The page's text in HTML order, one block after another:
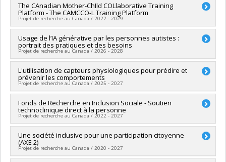
Chercheur principal :Tania Lecomte
Co-chercheurs :Marc Lanovaz,Sophie Bergeron
Baki
Naeem
Sources de financement :CRSH/Conseil de recherches en
sciences humaines du Canada
Programmes de subvention :PVXXXXXX-Subvention Savoir
The CAnadian Mother-ChIld COLlaborative Training
Platform - The CAMCCO-L Training Platform
Projet de recherche au Canada / 2022 - 2029
Chercheur principal :Anick Bérard
Co-chercheurs : Denis deBlois,Tania Saba
Nathalie Auger
Louise Pilote,Sasha Bernatsky,Evelyne Vinet,Sherif Eltonsy
,Bruno Giros,Isabelle Malhamé,Anaïs Lacasse
Sources de financement :IRSC/Instituts de recherche en
santé du Canada
Programmes de subvention :PVXXXXXX-Subvention de
formation
Usage de l’IA générative par les personnes autistes :
portrait des pratiques et des besoins
Projet de recherche au Canada / 2026 - 2028
Co-chercheurs :Marc Lanovaz,Marie-Michèle Dufour
Sources de financement :FRQSC/Fonds de recherche du
Québec - Société et culture (FQRSC)
infrastructures de rech. des instituts et des centres affiliés
universitaires
L'utilisation de capteurs physiologiques pour prédire et
prévenir les comportements
Projet de recherche au Canada / 2025 - 2027
Chercheur principal : Marc Lanovaz
Sources de financement :Fondation Autiste & majeur
Programmes de subvention :
Fonds de Recherche en Inclusion Sociale - Soutien
technoclinique direct à la personne
Projet de recherche au Canada / 2022 - 2027
Sources de financement :Fondation Autiste & majeur
Programmes de subvention :
Une société inclusive pour une participation citoyenne
(AXE 2)
Projet de recherche au Canada / 2020 - 2027